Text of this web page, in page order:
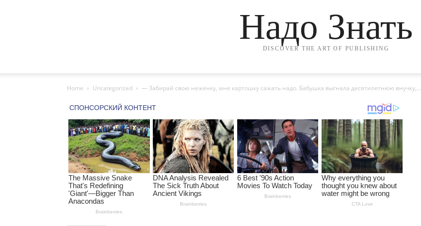
Надо Знать
DISCOVER THE ART OF PUBLISHING
Home Uncategorized — Забирай свою неженку, мне картошку сажать надо. Бабушка выгнала десятилетнюю внучку,...